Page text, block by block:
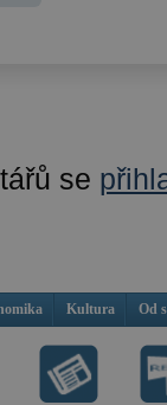
se
Kultura Od